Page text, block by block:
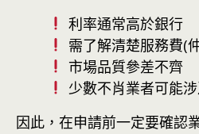
利率通常高於銀行
需了解清楚服務費(
市場品質參差不齊
少數不肖業者可能
因此，在申請前一定要確認